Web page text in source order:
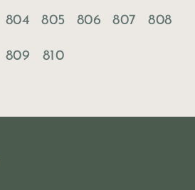
804 805 806 807 808
809 810